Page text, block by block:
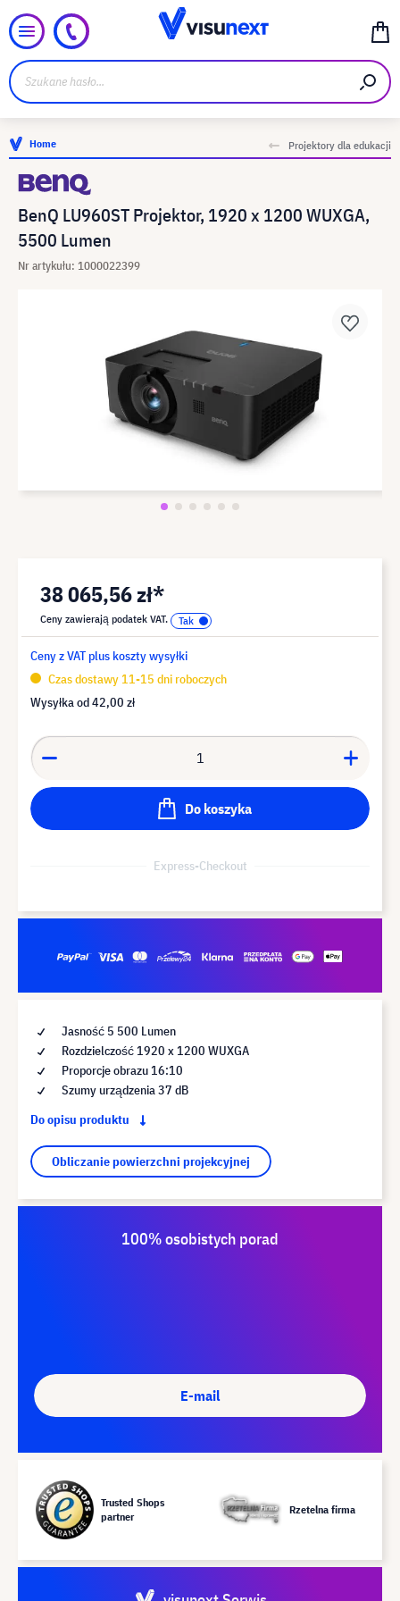
Home Projektory dla edukacji
BenQ LU960ST Projektor, 1920 x 1200 WUXGA,
5500 Lumen
Nr artykułu: 1000022399
38 065,56 zł*
Ceny zawierają podatek VAT.
Ceny z VAT plus koszty wysyłki
Czas dostawy 11-15 dni roboczych
Wysyłka od42,00 zł
Do koszyka
Express-Checkout
Jasność 5 500 Lumen
Rozdzielczość 1920 x 1200 WUXGA
Proporcje obrazu 16:10
Szumy urządzenia 37 dB
Do opisu produktu
Obliczanie powierzchni projekcyjnej
100% osobistych porad
E-mail
Trusted Shops
partner
Rzetelna firma